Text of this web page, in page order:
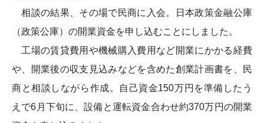
相談の結果、その場で民商に入会。日本政策金融公庫
（政策公庫）の開業資金を申し込むことにしました。
工場の賃貸費用や機械購入費用など開業にかかる経費
や、開業後の収支見込みなどを含めた創業計画書を、民
商と相談しながら作成。自己資金150万円を準備したう
えで6月下旬に、設備と運転資金合わせ約370万円の開業